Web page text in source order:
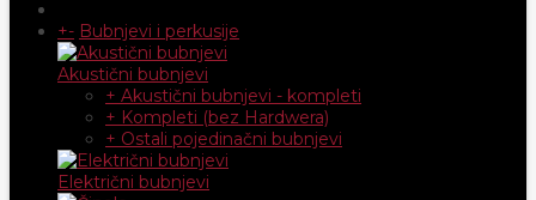
+- Bubnjevi i perkusije
Akustični bubnjevi
+ Akustični bubnjevi - kompleti
+ Kompleti (bez Hardwera)
+ Ostali pojedinačni bubnjevi
Električni bubnjevi